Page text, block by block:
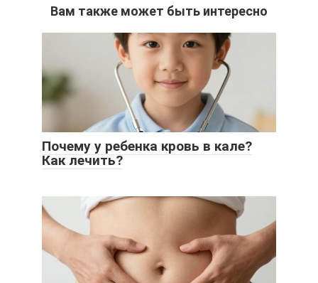
Вам также может быть интересно
Почему у ребенка кровь в кале?
Как лечить?